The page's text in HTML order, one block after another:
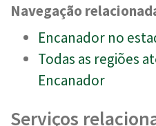
Navegação
Encanador no
Todas as regiões
Encanador
Serviços